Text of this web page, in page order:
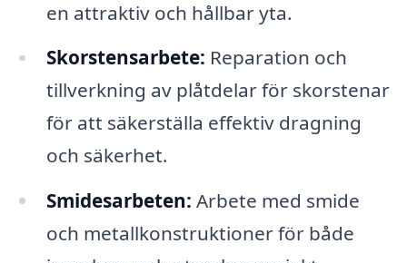
en attraktiv och hållbar yta.
Skorstensarbete: Reparation och
tillverkning av plåtdelar för skorstenar
för att säkerställa effektiv dragning
och säkerhet.
Smidesarbeten: Arbete med smide
och metallkonstruktioner för både